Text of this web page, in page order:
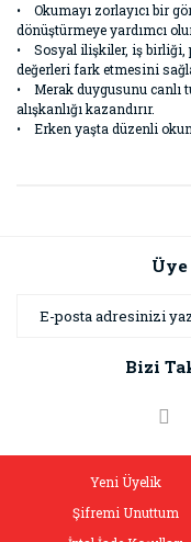
• Okumayı zorlayıcı bir
dönüştürmeye yardımcı
• Sosyal ilişkiler, iş birliği,
değerleri fark etmesini
• Merak duygusunu canlı
alışkanlığı kazandırır.
• Erken yaşta düzenli
Görüş ve önerileriniz
Ürün resmi
Ürün bilgilerinde
Bizi
Yeni Üyelik
Şifremi Unuttum